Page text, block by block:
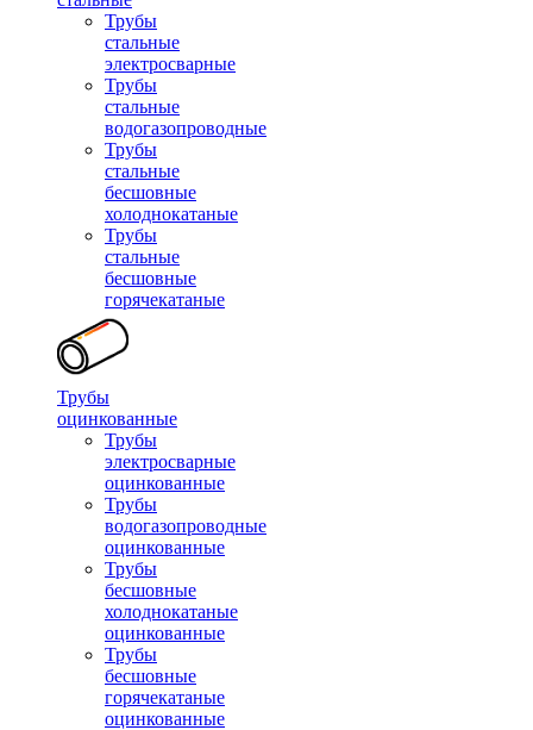
Трубы
стальные
электросварные
Трубы
стальные
водогазопроводные
Трубы
стальные
бесшовные
холоднокатаные
Трубы
стальные
бесшовные
горячекатаные
Трубы
оцинкованные
Трубы
электросварные
оцинкованные
Трубы
водогазопроводные
оцинкованные
Трубы
бесшовные
холоднокатаные
оцинкованные
Трубы
бесшовные
горячекатаные
оцинкованные